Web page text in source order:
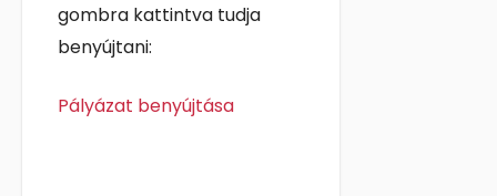
gombra kattintva tudja
benyújtani:
Pályázat benyújtása